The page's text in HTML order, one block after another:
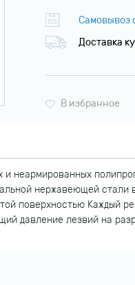
Самовывоз
Доставка
В избранное
неармированных
нержавеющей
поверхностью Каждый
давление лезвий на